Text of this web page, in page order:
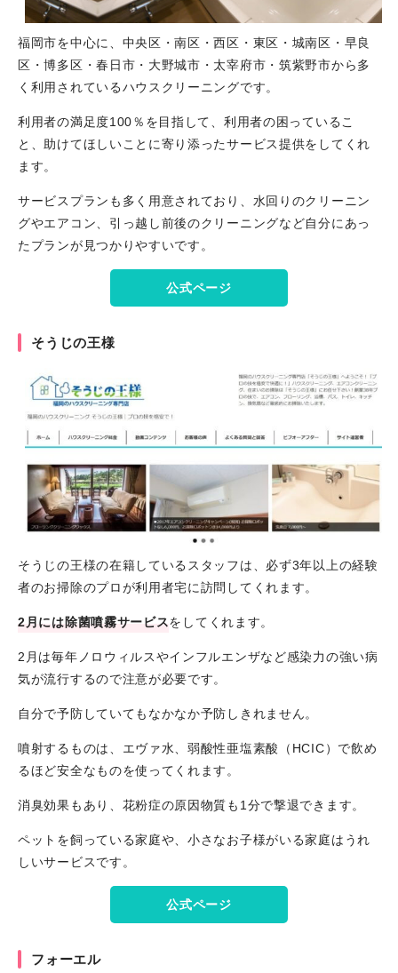
福岡市を中心に、中央区・南区・西区・東区・城南区・早良
区・博多区・春日市・大野城市・太宰府市・筑紫野市から多
く利用されているハウスクリーニングです。
利用者の満足度100％を目指して、利用者の困っているこ
と、助けてほしいことに寄り添ったサービス提供をしてくれ
ます。
サービスプランも多く用意されており、水回りのクリーニン
グやエアコン、引っ越し前後のクリーニングなど自分にあっ
たプランが見つかりやすいです。
公式ページ
そうじの王様
そうじの王様の在籍しているスタッフは、必ず3年以上の経験
者のお掃除のプロが利用者宅に訪問してくれます。
2月には除菌噴霧サービスをしてくれます。
2月は毎年ノロウィルスやインフルエンザなど感染力の強い病
気が流行するので注意が必要です。
自分で予防していてもなかなか予防しきれません。
噴射するものは、エヴァ水、弱酸性亜塩素酸（HCIC）で飲め
るほど安全なものを使ってくれます。
消臭効果もあり、花粉症の原因物質も1分で撃退できます。
ペットを飼っている家庭や、小さなお子様がいる家庭はうれ
しいサービスです。
公式ページ
フォーエル